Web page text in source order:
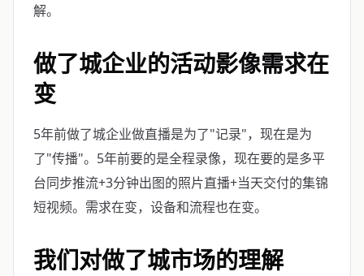
解。
做了城企业的活动影像需求在
变
5年前做了城企业做直播是为了"记录"，现在是为
了"传播"。5年前要的是全程录像，现在要的是多平
台同步推流+3分钟出图的照片直播+当天交付的集锦
短视频。需求在变，设备和流程也在变。
我们对做了城市场的理解